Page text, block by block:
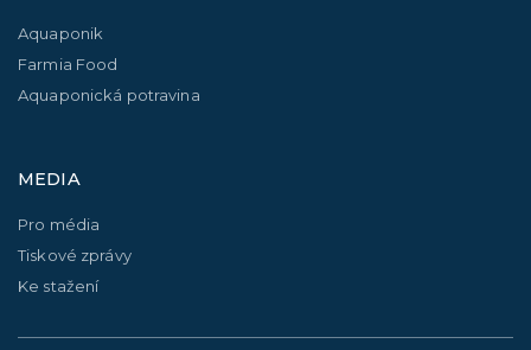
Aquaponik
Farmia Food
Aquaponická potravina
MEDIA
Pro média
Tiskové zprávy
Ke stažení